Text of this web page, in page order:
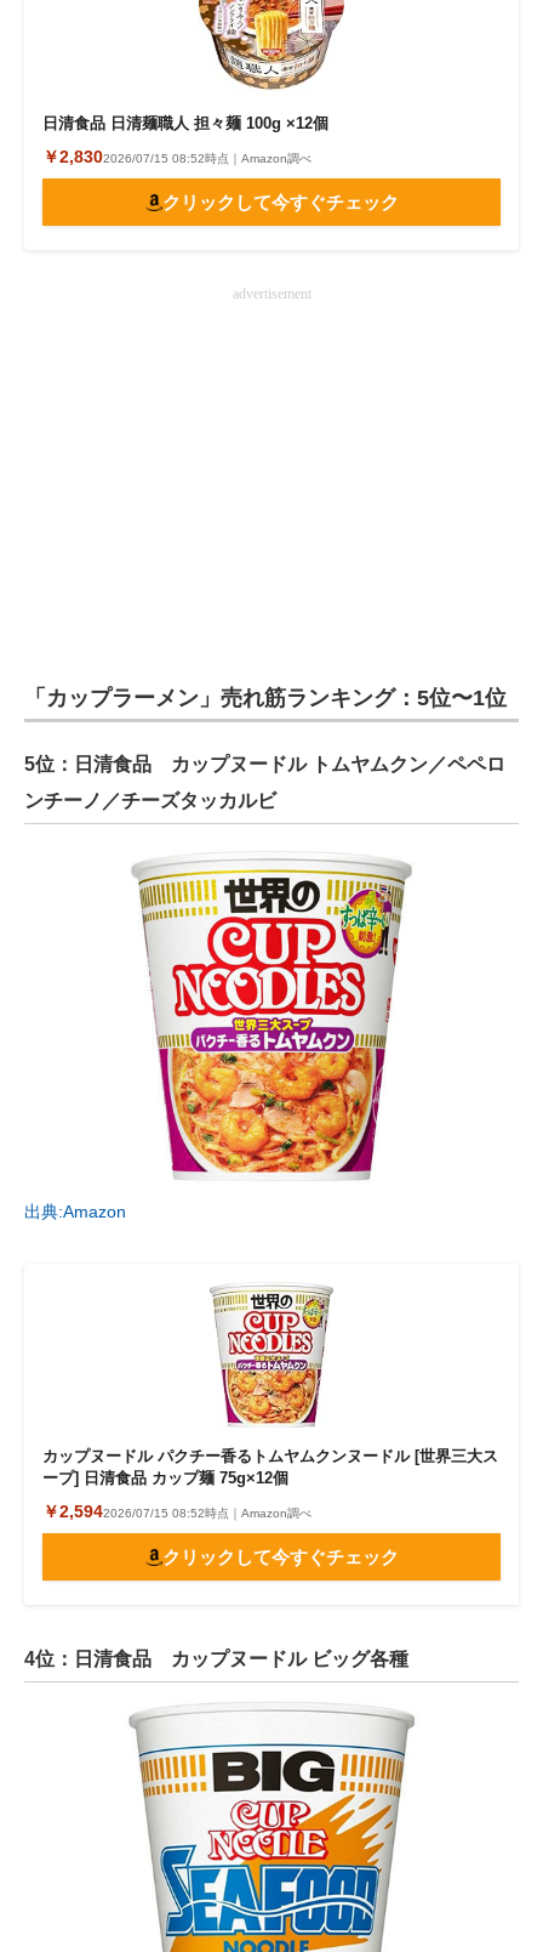
日清食品 日清麺職人 担々麺 100g ×12個
￥2,8302026/07/15 08:52時点｜Amazon調べ
クリックして今すぐチェック
advertisement
「カップラーメン」売れ筋ランキング：5位〜1位
5位：日清食品 カップヌードル トムヤムクン／ペペロ
ンチーノ／チーズタッカルビ
出典:Amazon
カップヌードル パクチー香るトムヤムクンヌードル [世界三大ス
ープ] 日清食品 カップ麺 75g×12個
￥2,5942026/07/15 08:52時点｜Amazon調べ
クリックして今すぐチェック
4位：日清食品 カップヌードル ビッグ各種